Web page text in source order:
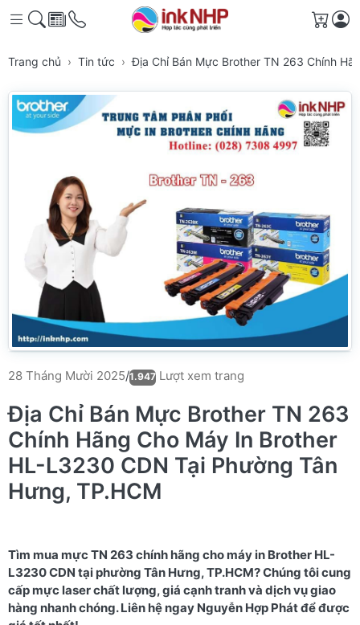
Giỏ
Trang chủ Tin tức Địa Chỉ Bán Mực Brother TN 263 Chính
28 Tháng Mười 2025/1.947 Lượt xem trang
Địa Chỉ Bán Mực Brother TN 263
Chính Hãng Cho Máy In Brother
HL-L3230 CDN Tại Phường Tân
Hưng, TP.HCM
Tìm mua mực TN 263 chính hãng cho máy in Brother HL-
L3230 CDN tại phường Tân Hưng, TP.HCM? Chúng tôi cung
cấp mực laser chất lượng, giá cạnh tranh và dịch vụ giao
hàng nhanh chóng. Liên hệ ngay Nguyễn Hợp Phát để được